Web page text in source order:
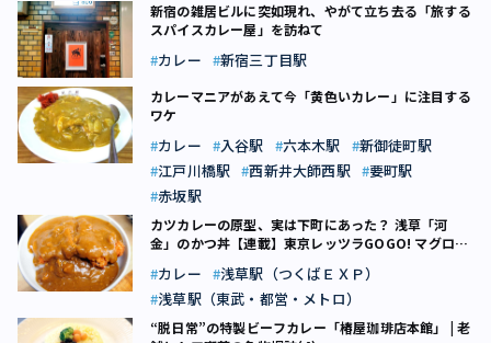
新宿の雑居ビルに突如現れ、やがて立ち去る「旅する
スパイスカレー屋」を訪ねて
カレー 新宿三丁目駅
カレーマニアがあえて今「黄色いカレー」に注目する
ワケ
カレー 入谷駅 六本木駅
新御徒町駅
江戸川橋駅
西新井大師西駅
要町駅
赤坂駅
カツカレーの原型、実は下町にあった？ 浅草「河
金」のかつ丼【連載】東京レッツラGOGO! マグロ飯
カレー
浅草駅（つくばＥＸＰ）
浅草駅（東武・都営・メトロ）
“脱日常”の特製ビーフカレー「椿屋珈琲店本館」 | 老